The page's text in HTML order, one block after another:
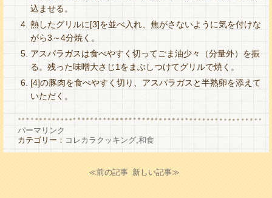
込ませる。
熱したグリルに[3]を並べ入れ、焦がさないように気を付けな
がら3～4分焼く。
アスパラガスは食べやすく切ってごま油少々（分量外）を振
る。残った味噌大さじ1をまぶしつけてグリルで焼く。
[4]の豚肉を食べやすく切り、アスパラガスと半熟卵を添えて
いただく。
パーマリンク
カテゴリー： コレカラクッキング,和食
≪前の記事 新しい記事≫